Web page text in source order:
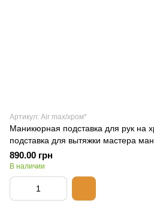
Артикул: Air max/хром*
Маникюрная подставка для рук на
подставка для вытяжки мастера
890.00 грн
В наличии